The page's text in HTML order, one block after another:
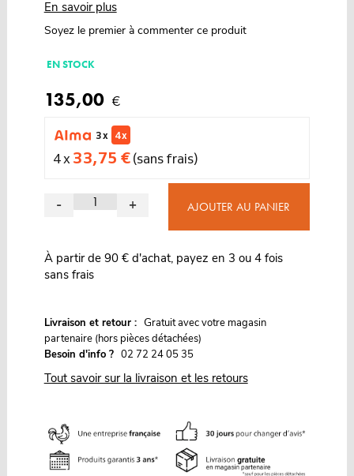
En savoir plus
Soyez le premier à commenter ce produit
EN STOCK
135,00 €
3 x 4 x
4 x33,75 €(sans frais)
- + AJOUTER AU PANIER
À partir de 90 € d'achat, payez en 3 ou 4 fois
sans frais
Livraison et retour : Gratuit avec votre magasin
partenaire (hors pièces détachées)
Besoin d'info ? 02 72 24 05 35
Tout savoir sur la livraison et les retours